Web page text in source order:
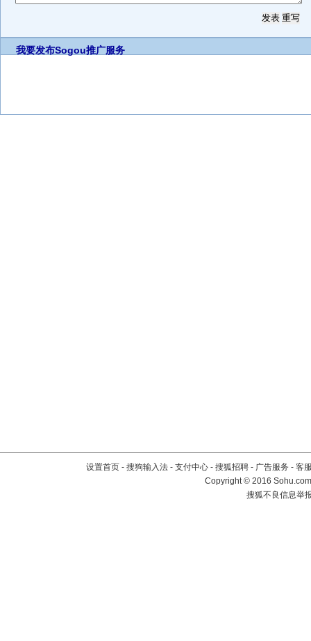
我要发布Sogou推广服务
设置首页 - 搜狗输入法 - 支付中心 - 搜狐招聘 - 广告服务 - 客
Copyright©2016
搜狐不良信息举